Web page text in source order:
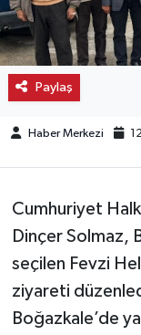
Paylaş
Haber Merkezi
Cumhuriyet
Dinçer Solmaz,
seçilen Fevzi
ziyareti
Boğazkale’de
Kargı
Laçin
Mecitözü
Oğuzlar
Ortaköy
Osmancık
Sungurlu